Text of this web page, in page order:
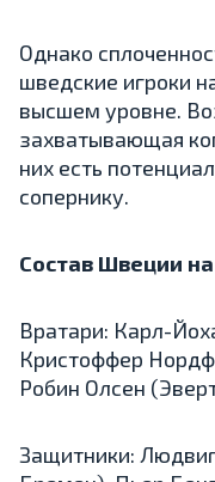
Однако
шведские игроки
высшем уровне.
захватывающая
них есть
сопернику.
Состав Швеции
Вратари: Карл-
Кристоффер
Робин Олсен
Защитники: